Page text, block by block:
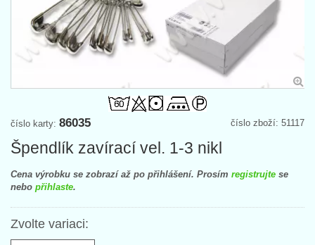
číslo zboží: 51117
číslo karty: 86035
Špendlík zavírací vel. 1-3 nikl
Cena výrobku se zobrazí až po přihlášení. Prosím registrujte se
nebo přihlaste.
Zvolte variaci: